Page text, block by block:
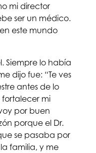
mi director
ser un médico.
este mundo
Siempre lo había
dijo fue: “Te ves
antes de lo
mi
por buen
porque el Dr.
se pasaba por
familia, y me